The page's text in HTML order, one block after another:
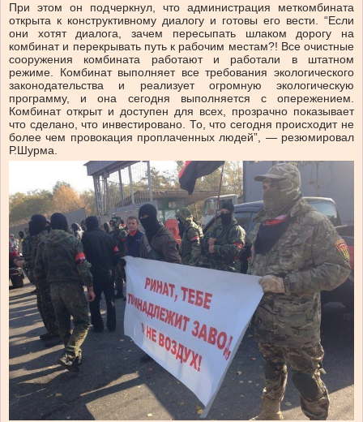
При этом он подчеркнул, что администрация меткомбината
открыта к конструктивному диалогу и готовы его вести. “Если
они хотят диалога, зачем пересыпать шлаком дорогу на
комбинат и перекрывать путь к рабочим местам?! Все очистные
сооружения комбината работают и работали в штатном
режиме. Комбинат выполняет все требования экологического
законодательства и реализует огромную экологическую
программу, и она сегодня выполняется с опережением.
Комбинат открыт и доступен для всех, прозрачно показывает
что сделано, что инвестировано. То, что сегодня происходит не
более чем провокация проплаченных людей”, — резюмировал
Р.Шурма.